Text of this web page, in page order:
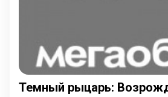
Темный рыцарь: